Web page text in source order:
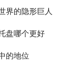
界的隐形巨人
盘哪个更好
的地位